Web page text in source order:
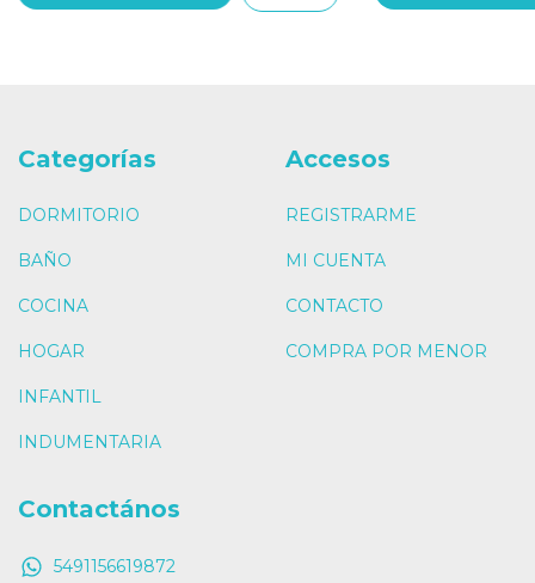
Categorías
DORMITORIO
BAÑO
COCINA
HOGAR
INFANTIL
INDUMENTARIA
Accesos
REGISTRARME
MI CUENTA
CONTACTO
COMPRA POR MENOR
Contactános
5491156619872